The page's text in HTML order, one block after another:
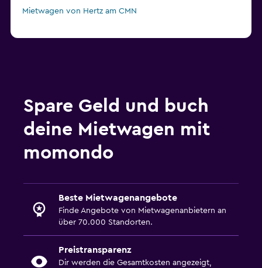
Mietwagen von Hertz am CMN
Spare Geld und buch
deine Mietwagen mit
momondo
Beste Mietwagenangebote
Finde Angebote von Mietwagenanbietern an
über 70.000 Standorten.
Preistransparenz
Dir werden die Gesamtkosten angezeigt,